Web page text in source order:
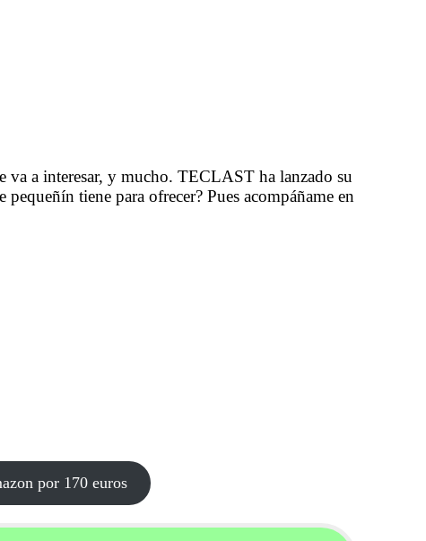
va a interesar, y mucho. TECLAST ha lanzado su
tiene para ofrecer? Pues acompáñame en
por 170 euros